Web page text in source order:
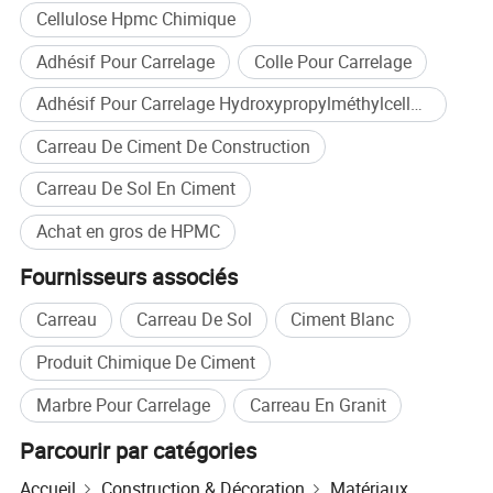
Cellulose Hpmc Chimique
Adhésif Pour Carrelage
Colle Pour Carrelage
Adhésif Pour Carrelage Hydroxypropylméthylcellulose
Carreau De Ciment De Construction
Carreau De Sol En Ciment
Achat en gros de HPMC
Fournisseurs associés
Carreau Carreau De Sol
Ciment Blanc
Produit Chimique De Ciment
Marbre Pour Carrelage
Carreau En Granit
Parcourir par catégories